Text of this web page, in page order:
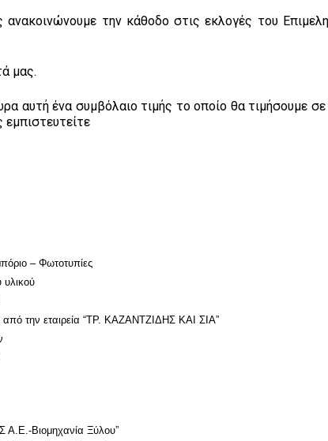
την κάθοδo στις εκλογές του
μας.
αυτή ένα συμβόλαιο τιμής το οποίο θα τιμήσουμε
– Φωτοτυπίες
την εταιρεία “ΤΡ. ΚΑΖΑΝΤΖΙΔΗΣ ΚΑΙ ΣΙΑ”
Βιομηχανία Ξύλου”